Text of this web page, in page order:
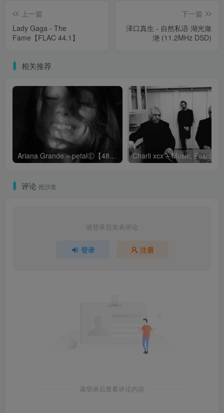
上一篇
Lady Gaga - The
Fame【FLAC 44.1】
下一篇
泽口真生 - 自然私语·湖光潋
滟 (11.2MHz DSD)
相关推荐
Ariana Grande – petalⒺ【48kHz／24bit】英国区
评论 抢沙发
请登录后发表评论
登录 注册
请登录后查看评论内容